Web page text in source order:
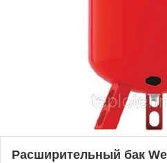
Расширительный бак